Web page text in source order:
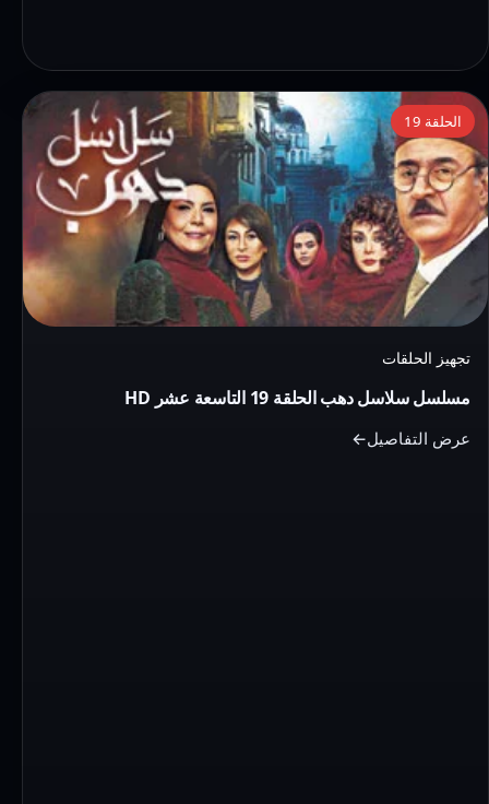
التفاصيل:
مسلسل
سلاسل
دهب
الحلقة
التاسعة
عشر
HD
الحلقة 19
تجهيز الحلقات
مسلسل سلاسل دهب الحلقة 19 التاسعة عشر HD
عرض التفاصيل